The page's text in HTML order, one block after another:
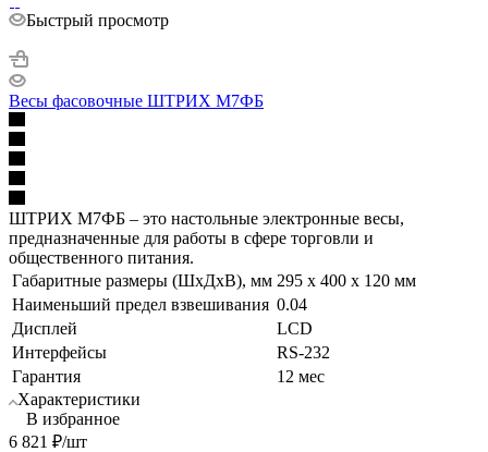
Быстрый просмотр
Весы фасовочные ШТРИХ М7ФБ
ШТРИХ М7ФБ – это настольные электронные весы,
предназначенные для работы в сфере торговли и
общественного питания.
Габаритные размеры (ШхДхВ), мм 295 x 400 x 120 мм
Наименьший предел взвешивания 0.04
Дисплей
LCD
Интерфейсы
RS-232
Гарантия
12 мес
Характеристики
В избранное
6 821 ₽/шт